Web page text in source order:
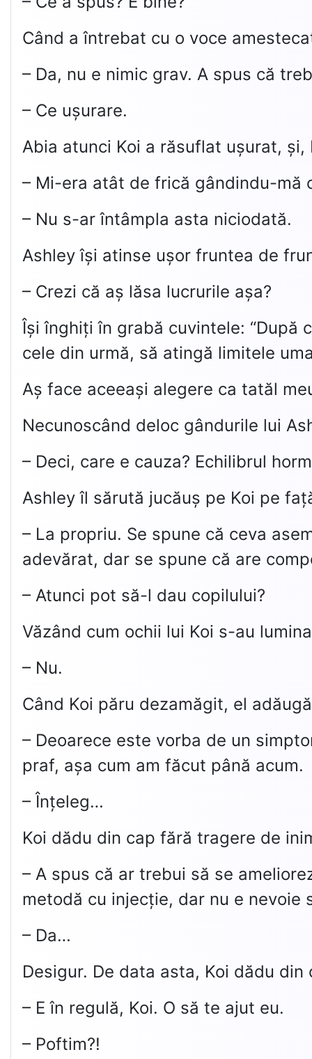
Când a întrebat cu o voce
– Da, nu e nimic grav. A spus că
– Ce ușurare.
Abia atunci Koi a răsuflat ușurat,
– Mi-era atât de frică gândindu-mă
– Nu s-ar întâmpla asta niciodată.
Ashley își atinse ușor fruntea de
– Crezi că aș lăsa lucrurile așa?
Își înghiți în grabă cuvintele: “După
cele din urmă, să atingă limitele
Aș face aceeași alegere ca tatăl
Necunoscând deloc gândurile lui
– Deci, care e cauza? Echilibrul
Ashley îl sărută jucăuș pe Koi pe
– La propriu. Se spune că ceva
adevărat, dar se spune că are
– Atunci pot să-l dau copilului?
Văzând cum ochii lui Koi s-au
– Nu.
Când Koi păru dezamăgit, el
– Deoarece este vorba de un
praf, așa cum am făcut până acum.
– Înțeleg…
Koi dădu din cap fără tragere de
– A spus că ar trebui să se
metodă cu injecție, dar nu e
– Da…
Desigur. De data asta, Koi dădu
– E în regulă, Koi. O să te ajut eu.
– Poftim?!